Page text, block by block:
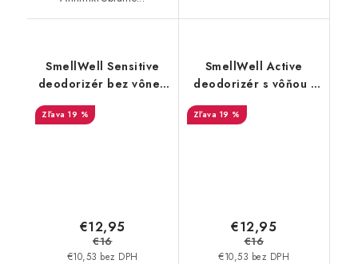
SmellWell Sensitive
deodorizér bez vône -
Grey
19 %
€10,53 bez DPH
€12,95
€16
SmellWell Active
deodorizér s vôňou -
Pink Zebra
19 %
€10,53 bez DPH
€12,95
€16